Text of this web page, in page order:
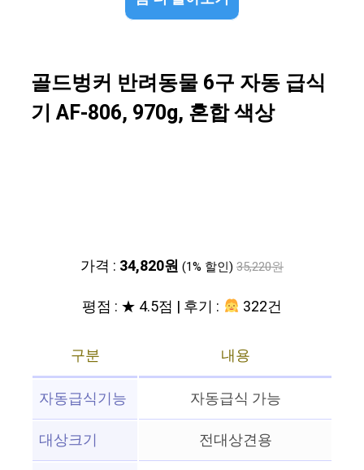
골드벙커 반려동물 6구 자동 급식
기 AF-806, 970g, 혼합 색상
가격 : 34,820원 (1% 할인) 35,220원
평점 : ★ 4.5점 | 후기 : 322건
구분
내용
자동급식기능
자동급식 가능
대상크기
전대상견용